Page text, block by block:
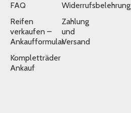
FAQ
Reifen
verkaufen –
Ankaufformular
Kompletträder
Ankauf
Widerrufsbelehrung
Zahlung
und
Versand